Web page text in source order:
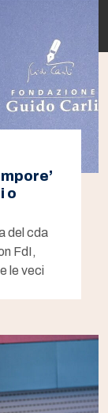
o
del cda
FdI,
le veci